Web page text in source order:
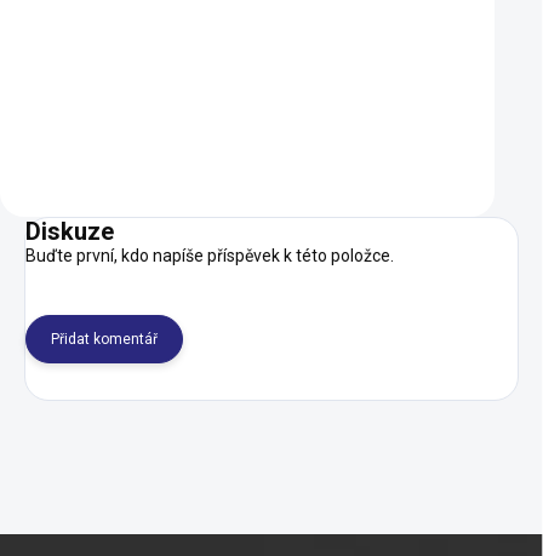
Diskuze
Buďte první, kdo napíše příspěvek k této položce.
Přidat komentář